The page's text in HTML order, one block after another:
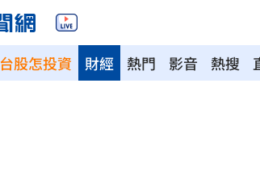
台股怎投資 熱門 影音 熱搜
財經